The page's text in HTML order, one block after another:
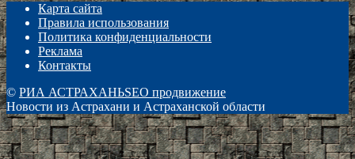
Карта сайта
Правила использования
Политика конфиденциальности
Реклама
Контакты
© РИА АСТРАХАНЬSEO продвижение
Новости из Астрахани и Астраханской области